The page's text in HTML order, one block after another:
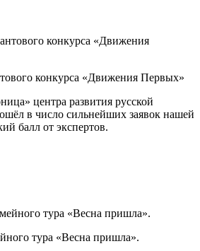
конкурса «Движения Первых»
центра развития русской
в число сильнейших заявок нашей
балл от экспертов.
тура «Весна пришла».